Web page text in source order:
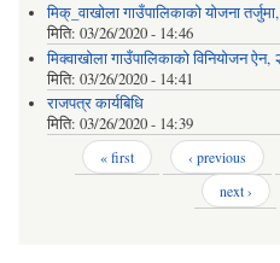
मिक्_वाखोला गाउँपालिकाको योजना तर्जुमा,
मिति: 03/26/2020 - 14:46
मिक्वाखोला गाउँपालिकाको विनियोजन
मिति: 03/26/2020 - 14:41
राजपत्र कार्यबिधि
मिति: 03/26/2020 - 14:39
« first ‹ previous
next ›